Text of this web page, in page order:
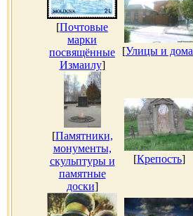
[Почтовые
марки
посвящённые
Измаилу]
[Улицы и дома
[Памятники,
монументы,
скульптуры и
памятные
доски]
[Крепость]